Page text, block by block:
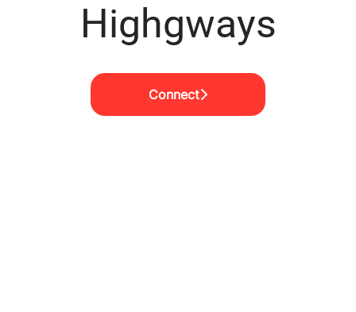
Highgways
Connect